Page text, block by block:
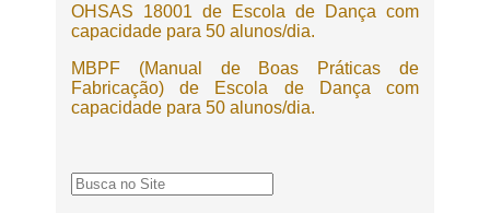
OHSAS 18001 de Escola de Dança com
capacidade para 50 alunos/dia.
MBPF (Manual de Boas Práticas de
Fabricação) de Escola de Dança com
capacidade para 50 alunos/dia.